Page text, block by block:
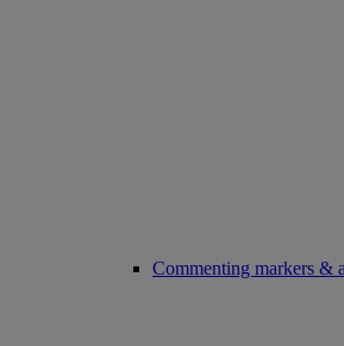
Commenting markers &